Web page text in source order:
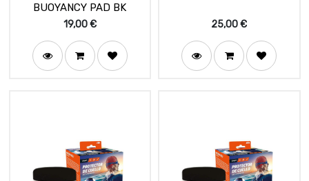
BUOYANCY PAD BK
19,00€ 25,00€